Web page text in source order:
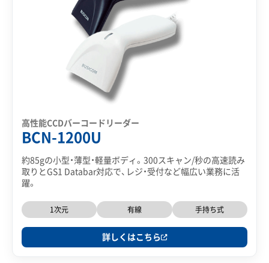
BCN-1200U
高性能CCDバーコードリーダー
約85gの小型・薄型・軽量ボディ。300スキャン/秒の高速読み
取りとGS1 Databar対応で、レジ・受付など幅広い業務に活
躍。
1次元 有線 手持ち式
詳しくはこちら